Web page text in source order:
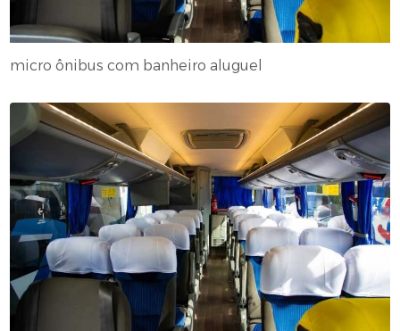
micro ônibus com banheiro aluguel